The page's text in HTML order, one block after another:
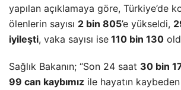
yapılan açıklamaya göre, Türkiye’de
ölenlerin sayısı 2 bin 805’e yükseldi,
iyileşti, vaka sayısı ise 110 bin 130
Sağlık Bakanın; “Son 24 saat 30 bin
99 can kaybımız ile hayatın kaybeden